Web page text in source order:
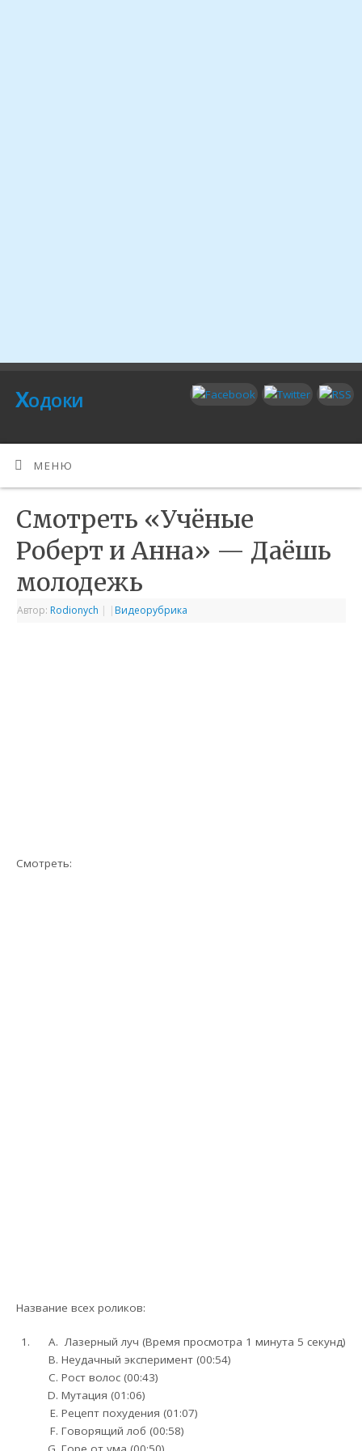
Ходоки
МЕНЮ
Смотреть «Учёные
Роберт и Анна» — Даёшь
молодежь
Автор: Rodionych | | Видеорубрика
Смотреть:
Название всех роликов:
Лазерный луч (Время просмотра 1 минута 5 секунд)
Неудачный эксперимент (00:54)
Рост волос (00:43)
Мутация (01:06)
Рецепт похудения (01:07)
Говорящий лоб (00:58)